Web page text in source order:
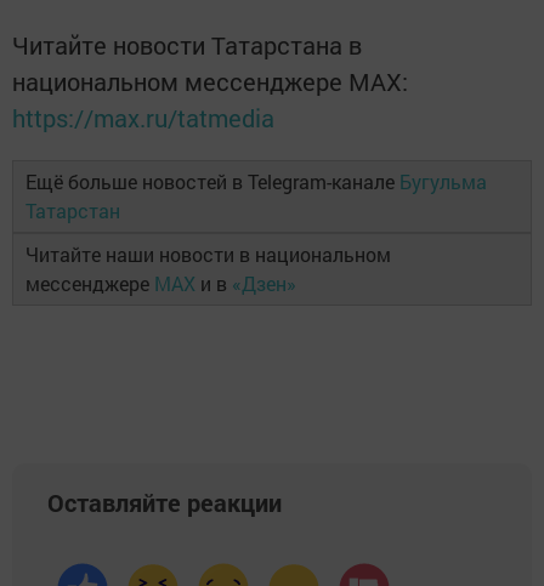
Читайте новости Татарстана в
национальном мессенджере MАХ:
https://max.ru/tatmedia
Ещё больше новостей в Telegram-канале Бугульма
Татарстан
Читайте наши новости в национальном
мессенджере MAX и в «Дзен»
Оставляйте реакции